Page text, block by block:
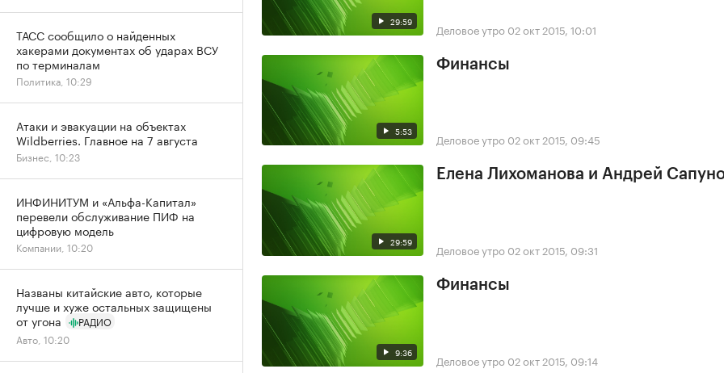
29:59 Деловое утро 02 окт 2015, 10:01
5:53
Финансы
Деловое утро 02 окт 2015, 09:45
29:59
Елена Лихоманова и Андрей
Деловое утро 02 окт 2015, 09:31
9:36
Финансы
Деловое утро 02 окт 2015, 09:14
ТАСС сообщило о найденных
хакерами документах об ударах ВСУ
по терминалам
Политика, 10:29
Атаки и эвакуации на объектах
Wildberries. Главное на 7 августа
Бизнес, 10:23
ИНФИНИТУМ и «Альфа-Капитал»
перевели обслуживание ПИФ на
цифровую модель
Компании, 10:20
Названы китайские авто, которые
лучше и хуже остальных защищены
от угона
РАДИО
Авто, 10:20